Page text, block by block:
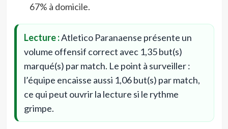
67% à domicile.
Lecture :Atletico Paranaense présente un
volume offensif correct avec 1,35 but(s)
marqué(s) par match. Le point à surveiller :
l’équipe encaisse aussi 1,06 but(s) par match,
ce qui peut ouvrir la lecture si le rythme
grimpe.